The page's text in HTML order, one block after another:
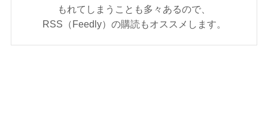
もれてしまうことも多々あるので、
RSS（Feedly）の購読もオススメします。